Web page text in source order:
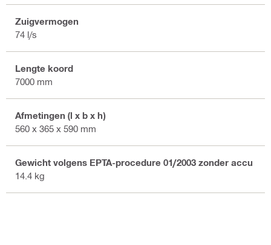
Zuigvermogen
74 l/s
Lengte koord
7000 mm
Afmetingen (l x b x h)
560 x 365 x 590 mm
Gewicht volgens EPTA-procedure 01/2003 zonder accu
14.4 kg